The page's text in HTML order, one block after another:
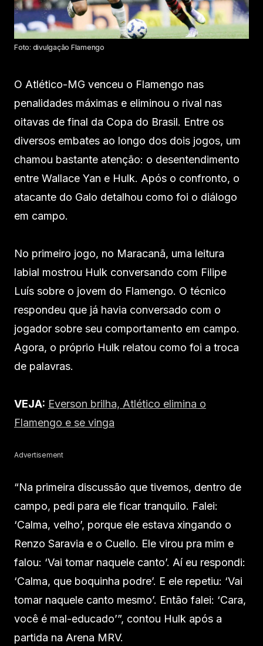
Foto: divulgação Flamengo
O Atlético-MG venceu o Flamengo nas
penalidades máximas e eliminou o rival nas
oitavas de final da Copa do Brasil. Entre os
diversos embates ao longo dos dois jogos, um
chamou bastante atenção: o desentendimento
entre Wallace Yan e Hulk. Após o confronto, o
atacante do Galo detalhou como foi o diálogo
em campo.
No primeiro jogo, no Maracanã, uma leitura
labial mostrou Hulk conversando com Filipe
Luís sobre o jovem do Flamengo. O técnico
respondeu que já havia conversado com o
jogador sobre seu comportamento em campo.
Agora, o próprio Hulk relatou como foi a troca
de palavras.
VEJA: Everson brilha, Atlético elimina o
Flamengo e se vinga
Advertisement
“Na primeira discussão que tivemos, dentro de
campo, pedi para ele ficar tranquilo. Falei:
‘Calma, velho’, porque ele estava xingando o
Renzo Saravia e o Cuello. Ele virou pra mim e
falou: ‘Vai tomar naquele canto’. Aí eu respondi:
‘Calma, que boquinha podre’. E ele repetiu: ‘Vai
tomar naquele canto mesmo’. Então falei: ‘Cara,
você é mal-educado’”, contou Hulk após a
partida na Arena MRV.